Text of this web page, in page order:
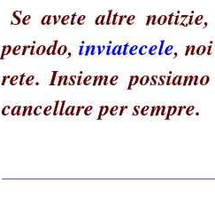
Se avete altre
periodo, inviatecele,
rete. Insieme
cancellare per sempre.